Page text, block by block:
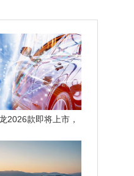
2026款即将上市，